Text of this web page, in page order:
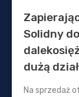
Solidny
dużą
Na sprzedaż